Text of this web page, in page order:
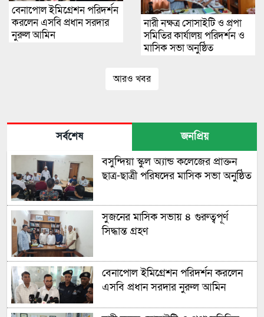
বেনাপোল ইমিগ্রেশন পরিদর্শন
করলেন এসবি প্রধান সরদার
নুরুল আমিন
নারী নক্ষত্র সোসাইটি ও প্রপা
সমিতির কার্যালয় পরিদর্শন ও
মাসিক সভা অনুষ্ঠিত
আরও খবর
সর্বশেষ জনপ্রিয়
বসুন্দিয়া স্কুল অ্যান্ড কলেজের প্রাক্তন
ছাত্র-ছাত্রী পরিষদের মাসিক সভা অনুষ্ঠিত
সুজনের মাসিক সভায় ৪ গুরুত্বপূর্ণ
সিদ্ধান্ত গ্রহণ
বেনাপোল ইমিগ্রেশন পরিদর্শন করলেন
এসবি প্রধান সরদার নুরুল আমিন